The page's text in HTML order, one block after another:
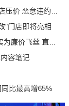
”门店即将亮相
播间卖出超百万元
容笔记
比最高增65%